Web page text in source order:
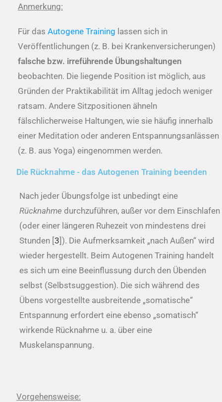
Anmerkung:
Für das Autogene Training lassen sich in
Veröffentlichungen (z. B. bei Krankenversicherungen)
falsche bzw. irreführende Übungshaltungen
beobachten. Die liegende Position ist möglich, aus
Gründen der Praktikabilität im Alltag jedoch weniger
ratsam. Andere Sitzpositionen ähneln
fälschlicherweise Haltungen, wie sie häufig innerhalb
einer Meditation oder anderen Entspannungsanlässen
(z. B. aus Yoga) eingenommen werden.
Die Rücknahme - das Autogenen Training beenden
Nach jeder Übungsfolge ist unbedingt eine
Rücknahme durchzuführen, außer vor dem Einschlafen
(oder einer längeren Ruhezeit von mindestens drei
Stunden [3]). Die Aufmerksamkeit „nach Außen“ wird
wieder hergestellt. Beim Autogenen Training handelt
es sich um eine Beeinflussung durch den Übenden
selbst (Selbstsuggestion). Die sich während des
Übens vorgestellte ausbreitende „somatische“
Entspannung erfordert eine ebenso „somatisch“
wirkende Rücknahme u. a. über eine
Muskelanspannung.
Vorgehensweise: